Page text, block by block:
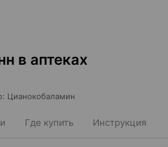
в аптеках
: Цианокобаламин
Где купить Инструкция